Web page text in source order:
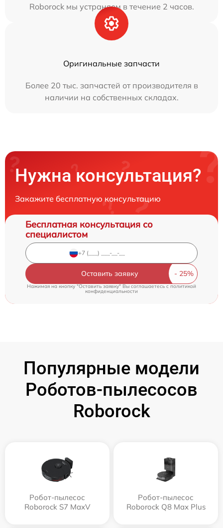
Roborock мы устраняем в течение 2 часов.
Оригинальные запчасти
Более 20 тыс. запчастей от производителя в
наличии на собственных складах.
Нужна консультация?
Закажите бесплатную консультацию
Бесплатная консультация со
специалистом
Оставить заявку
Нажимая на кнопку "Оставить заявку" Вы соглашаетесь cполитикой
конфиденциальности
Популярные модели
Роботов-пылесосов
Roborock
Робот-пылесос
Roborock S7 MaxV
Робот-пылесос
Roborock Q8 Max Plus